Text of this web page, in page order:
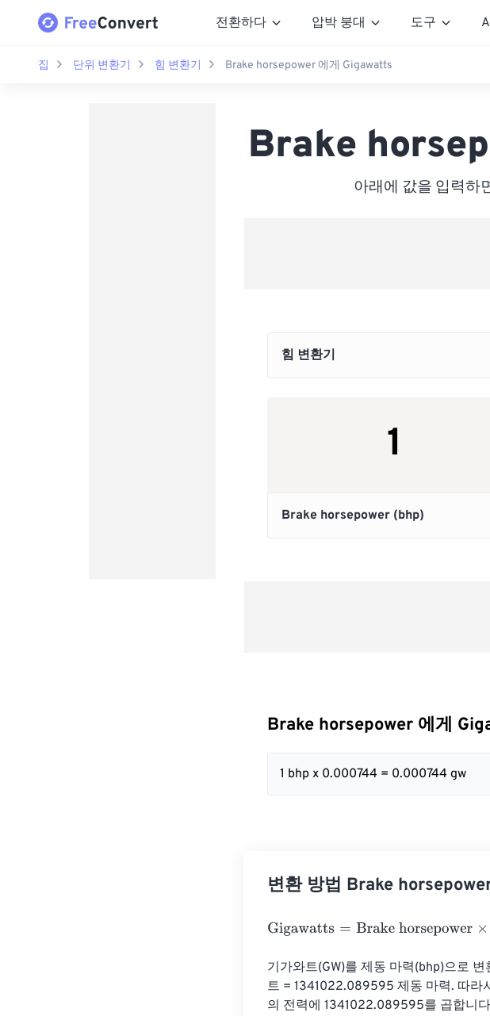
전환하다 압박 붕대 도구
집 단위 변환기 힘 변환기 Brake horsepower 에게 Gigawatts
Brake
아래에 값을 입력하
Brake horsepower 에게
1 bhp x 0.000744 = 0.000744 gw
변환 방법 Brake
Gigawatts=Brake horsepower×
기가와트(GW)를 제동 마력(bhp)으로
트 = 1341022.089595 제동 마력. 따라
의 전력에 1341022.089595를 곱합니